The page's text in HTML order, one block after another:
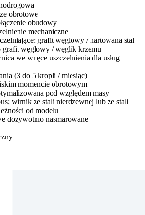
obrotowe
obudowy
mechaniczne
grafit węglowy / hartowana stal
grafit węglowy / węglik krzemu
we wnęce uszczelnienia dla usług
(3 do 5 kropli / miesiąc)
momencie obrotowym
pod względem masy
wirnik ze stali nierdzewnej lub ze stali
od modelu
dożywotnio nasmarowane